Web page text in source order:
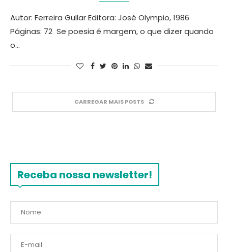
Autor: Ferreira Gullar Editora: José Olympio, 1986
Páginas: 72 Se poesia é margem, o que dizer quando
o…
CARREGAR MAIS POSTS
Receba nossa newsletter!